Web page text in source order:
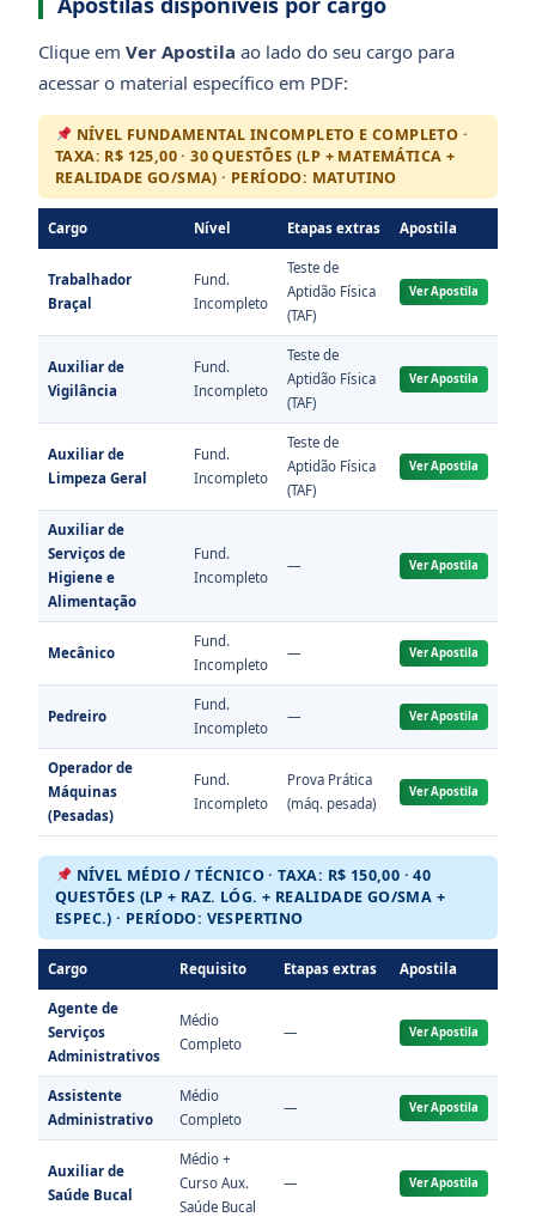
Clique em Ver Apostila ao lado do seu cargo para
acessar o material específico em PDF:
NÍVEL FUNDAMENTAL INCOMPLETO E COMPLETO ·
TAXA: R$ 125,00 · 30 QUESTÕES (LP + MATEMÁTICA +
REALIDADE GO/SMA) · PERÍODO: MATUTINO
Cargo Nível Etapas extras Apostila
Trabalhador
Braçal
Fund.
Incompleto
Teste de
Aptidão Física
(TAF)
Ver Apostila
Auxiliar de
Vigilância
Fund.
Incompleto
Teste de
Aptidão Física
(TAF)
Ver Apostila
Auxiliar de
Limpeza Geral
Fund.
Incompleto
Teste de
Aptidão Física
(TAF)
Ver Apostila
Auxiliar de
Serviços de
Higiene e
Alimentação
Fund.
Incompleto
— Ver Apostila
Mecânico
Fund.
Incompleto
— Ver Apostila
Pedreiro
Fund.
Incompleto
— Ver Apostila
Operador de
Máquinas
(Pesadas)
Fund.
Incompleto
Prova Prática
(máq. pesada)
Ver Apostila
NÍVEL MÉDIO / TÉCNICO · TAXA: R$ 150,00 · 40
QUESTÕES (LP + RAZ. LÓG. + REALIDADE GO/SMA +
ESPEC.) · PERÍODO: VESPERTINO
Cargo Requisito Etapas extras Apostila
Agente de
Serviços
Administrativos
Médio
Completo
— Ver Apostila
Assistente
Administrativo
Médio
Completo
— Ver Apostila
Auxiliar de
Saúde Bucal
Médio +
Curso Aux.
Saúde Bucal
— Ver Apostila